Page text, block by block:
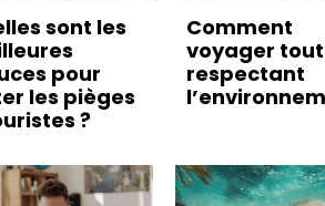
sont les
pour
les pièges
?
Comment
voyager
respectant